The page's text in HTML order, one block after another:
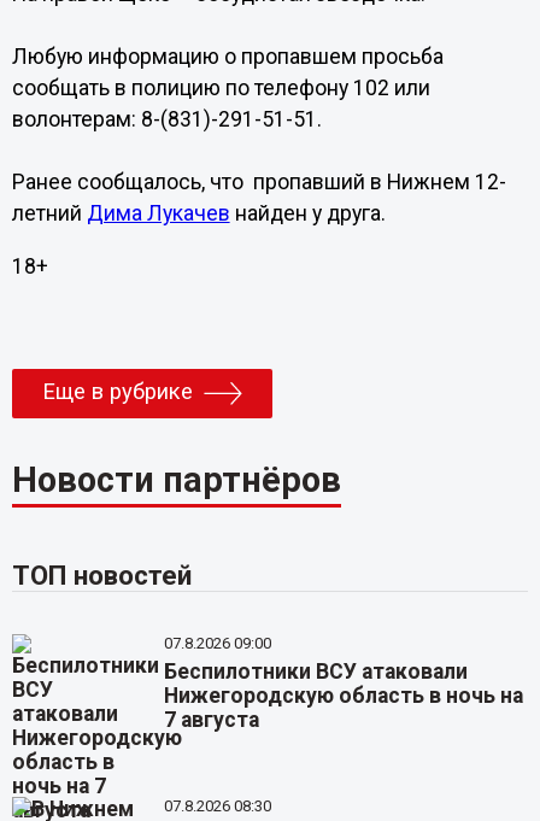
Любую информацию о пропавшем просьба
сообщать в полицию по телефону 102 или
волонтерам: 8-(831)-291-51-51.
Ранее сообщалось, что пропавший в Нижнем 12-
летний Дима Лукачев найден у друга.
18+
Еще в рубрике
Новости партнёров
ТОП новостей
07.8.2026 09:00
Беспилотники ВСУ атаковали
Нижегородскую область в ночь на
7 августа
07.8.2026 08:30